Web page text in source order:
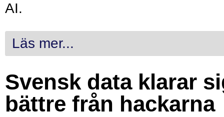
AI.
Läs mer...
Svensk data klarar
bättre från hackarna